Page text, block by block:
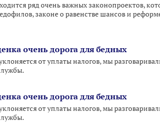
ряд очень важных законопроектов,
законе о равенстве шансов и
очень дорога для бедных
от уплаты налогов, мы
очень дорога для бедных
от уплаты налогов, мы